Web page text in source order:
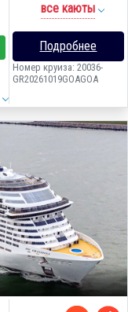
все каюты
Подробнее
Номер круиза: 20036-
GR20261019GOAGOA